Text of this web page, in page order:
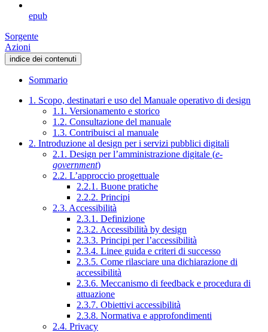
epub
Sorgente
Azioni
indice dei contenuti
Sommario
1. Scopo, destinatari e uso del Manuale operativo di design
1.1. Versionamento e storico
1.2. Consultazione del manuale
1.3. Contribuisci al manuale
2. Introduzione al design per i servizi pubblici digitali
2.1. Design per l’amministrazione digitale (e-
government)
2.2. L’approccio progettuale
2.2.1. Buone pratiche
2.2.2. Principi
2.3. Accessibilità
2.3.1. Definizione
2.3.2. Accessibilità by design
2.3.3. Principi per l’accessibilità
2.3.4. Linee guida e criteri di successo
2.3.5. Come rilasciare una dichiarazione di
accessibilità
2.3.6. Meccanismo di feedback e procedura di
attuazione
2.3.7. Obiettivi accessibilità
2.3.8. Normativa e approfondimenti
2.4. Privacy